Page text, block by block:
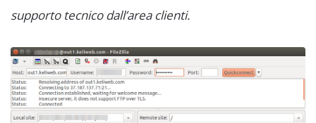
supporto tecnico dall’area clienti.